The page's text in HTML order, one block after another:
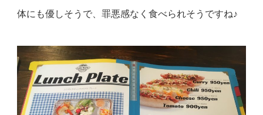
体にも優しそうで、罪悪感なく食べられそうですね♪